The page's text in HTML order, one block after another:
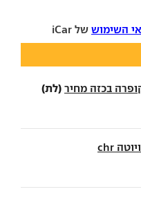
השימוש של iCar
(לת)